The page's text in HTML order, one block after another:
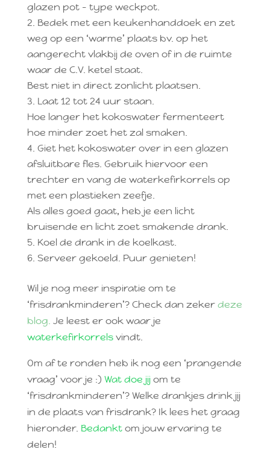
glazen pot – type weckpot.
Bedek met een keukenhanddoek en zet
weg op een ‘warme’ plaats bv. op het
aangerecht vlakbij de oven of in de ruimte
waar de C.V. ketel staat.
Best niet in direct zonlicht plaatsen.
Laat 12 tot 24 uur staan.
Hoe langer het kokoswater fermenteert
hoe minder zoet het zal smaken.
Giet het kokoswater over in een glazen
afsluitbare fles. Gebruik hiervoor een
trechter en vang de waterkefirkorrels op
met een plastieken zeefje.
Als alles goed gaat, heb je een licht
bruisende en licht zoet smakende drank.
Koel de drank in de koelkast.
Serveer gekoeld. Puur genieten!
Wil je nog meer inspiratie om te
‘frisdrankminderen’? Check dan zekerdeze
blog. Je leest er ook waar je
waterkefirkorrelsvindt.
Om af te ronden heb ik nog een ‘prangende
vraag’ voor je :) Wat doe jijom te
‘frisdrankminderen’? Welke drankjes drink jij
in de plaats van frisdrank? Ik lees het graag
hieronder. Bedanktom jouw ervaring te
delen!